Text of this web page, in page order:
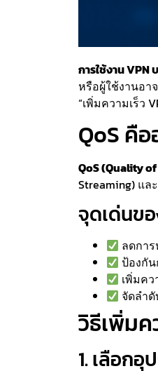
การใช้งาน VPN
หรือผู้ใช้งานอา
“เพิ่มความเร็ว
QoS คือ
QoS (Quality
Streaming) แ
จุดเด่นขอ
ลดการ
ป้องกัน
เพิ่มคว
จัดลำ
วิธีเพิ่มค
1. เลือก